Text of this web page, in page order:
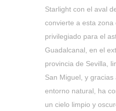
Starlight con el aval
convierte a esta zona
privilegiado para el
Guadalcanal, en el
provincia de Sevilla,
San Miguel, y gracias
entorno natural, ha
un cielo limpio y